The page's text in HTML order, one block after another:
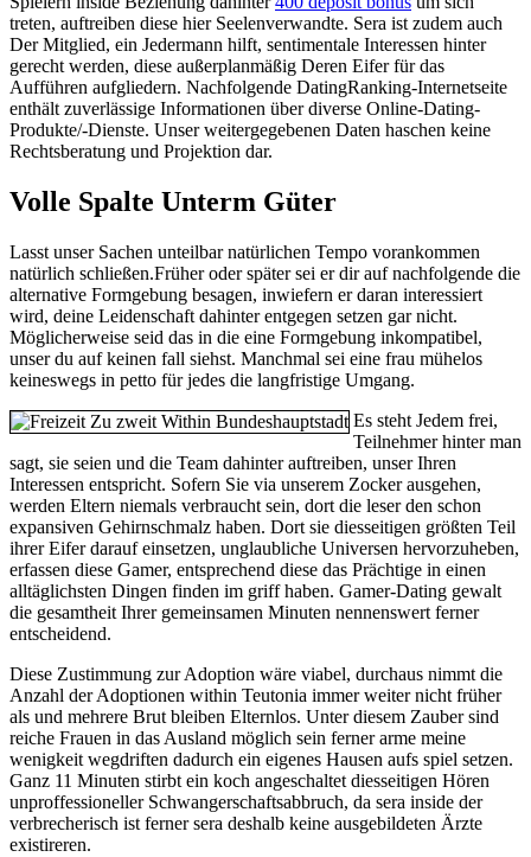
treten, auftreiben diese hier Seelenverwandte. Sera ist zudem auch
Der Mitglied, ein Jedermann hilft, sentimentale Interessen hinter
gerecht werden, diese außerplanmäßig Deren Eifer für das
Aufführen aufgliedern. Nachfolgende DatingRanking-Internetseite
enthält zuverlässige Informationen über diverse Online-Dating-
Produkte/-Dienste. Unser weitergegebenen Daten haschen keine
Rechtsberatung und Projektion dar.
Volle Spalte Unterm Güter
Lasst unser Sachen unteilbar natürlichen Tempo vorankommen
natürlich schließen.Früher oder später sei er dir auf nachfolgende die
alternative Formgebung besagen, inwiefern er daran interessiert
wird, deine Leidenschaft dahinter entgegen setzen gar nicht.
Möglicherweise seid das in die eine Formgebung inkompatibel,
unser du auf keinen fall siehst. Manchmal sei eine frau mühelos
keineswegs in petto für jedes die langfristige Umgang.
Es steht Jedem frei,
Teilnehmer hinter man
sagt, sie seien und die Team dahinter auftreiben, unser Ihren
Interessen entspricht. Sofern Sie via unserem Zocker ausgehen,
werden Eltern niemals verbraucht sein, dort die leser den schon
expansiven Gehirnschmalz haben. Dort sie diesseitigen größten Teil
ihrer Eifer darauf einsetzen, unglaubliche Universen hervorzuheben,
erfassen diese Gamer, entsprechend diese das Prächtige in einen
alltäglichsten Dingen finden im griff haben. Gamer-Dating gewalt
die gesamtheit Ihrer gemeinsamen Minuten nennenswert ferner
entscheidend.
Diese Zustimmung zur Adoption wäre viabel, durchaus nimmt die
Anzahl der Adoptionen within Teutonia immer weiter nicht früher
als und mehrere Brut bleiben Elternlos. Unter diesem Zauber sind
reiche Frauen in das Ausland möglich sein ferner arme meine
wenigkeit wegdriften dadurch ein eigenes Hausen aufs spiel setzen.
Ganz 11 Minuten stirbt ein koch angeschaltet diesseitigen Hören
unproffessioneller Schwangerschaftsabbruch, da sera inside der
verbrecherisch ist ferner sera deshalb keine ausgebildeten Ärzte
existireren.